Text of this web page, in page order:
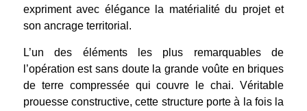
expriment avec élégance la matérialité du projet et
son ancrage territorial.
L’un des éléments les plus remarquables de
l’opération est sans doute la grande voûte en briques
de terre compressée qui couvre le chai. Véritable
prouesse constructive, cette structure porte à la fois la